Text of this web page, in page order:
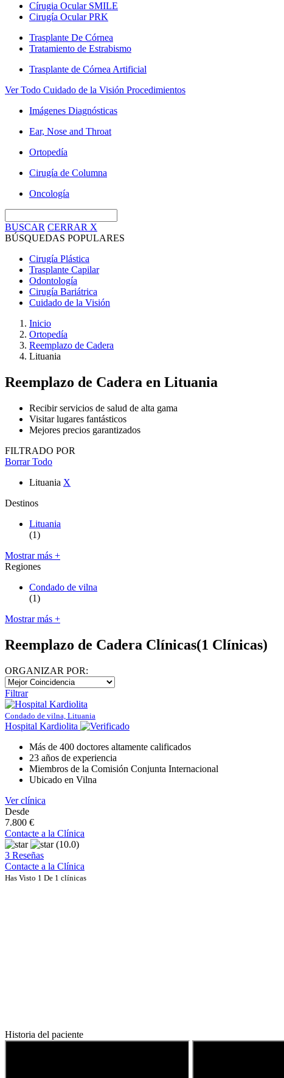
Círugia Ocular SMILE
Cirugía Ocular PRK
Trasplante De Córnea
Tratamiento de Estrabismo
Trasplante de Córnea Artificial
Ver Todo Cuidado de la Visión Procedimientos
Imágenes Diagnósticas
Ear, Nose and Throat
Ortopedía
Cirugía de Columna
Oncología
BUSCAR CERRAR X
BÚSQUEDAS POPULARES
Cirugía Plástica
Trasplante Capilar
Odontología
Cirugía Bariátrica
Cuidado de la Visión
Inicio
Ortopedía
Reemplazo de Cadera
Lituania
Reemplazo de Cadera en Lituania
Recibir servicios de salud de alta gama
Visitar lugares fantásticos
Mejores precios garantizados
FILTRADO POR
Borrar Todo
Lituania X
Destinos
Lituania
(1)
Mostrar más +
Regiones
Condado de vilna
(1)
Mostrar más +
Reemplazo de Cadera Clínicas(1 Clínicas)
ORGANIZAR POR:
Filtrar
Condado de vilna, Lituania
Hospital Kardiolita
Más de 400 doctores altamente calificados
23 años de experiencia
Miembros de la Comisión Conjunta Internacional
Ubicado en Vilna
Ver clínica
Desde
7.800 €
Contacte a la Clínica
(10.0)
3 Reseñas
Contacte a la Clínica
Has Visto 1 De 1 clínicas
Historia del paciente